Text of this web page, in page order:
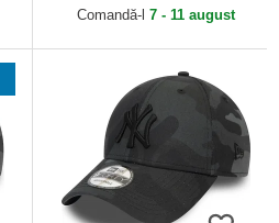
Capslab
Comandă-l 7 - 11 august